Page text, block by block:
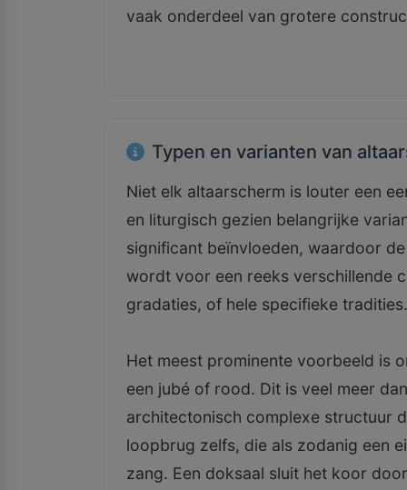
vaak onderdeel van grotere
Typen en varianten van
Niet elk altaarscherm is louter een
en liturgisch gezien belangrijke
significant beïnvloeden, waardoor
wordt voor een reeks verschillende
gradaties, of hele specifieke tradities.
Het meest prominente voorbeeld is
een jubé of rood. Dit is veel meer
architectonisch complexe structuur
loopbrug zelfs, die als zodanig een
zang. Een doksaal sluit het koor